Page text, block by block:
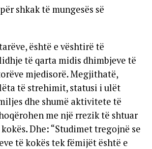
shkak të mungesës së
është e vështirë të
të qarta midis dhimbjeve të
mjedisorë. Megjithatë,
të strehimit, statusi i ulët
dhe shumë aktivitete të
me një rrezik të shtuar
Dhe: “Studimet tregojnë se
të kokës tek fëmijët është e